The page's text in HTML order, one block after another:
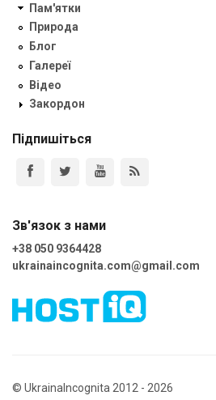
Пам'ятки
Природа
Блог
Галереї
Відео
Закордон
Підпишіться
Зв'язок з нами
+38 050 9364428
ukrainaincognita.com@gmail.com
© UkrainaIncognita 2012 - 2026